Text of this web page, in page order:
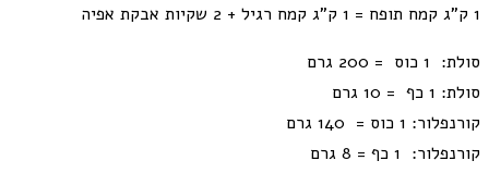
1 ק”ג קמח תופח = 1 ק”ג קמח רגיל + 2 שקיות אבקת אפיה
סולת: 1 כוס = 200 גרם
סולת: 1 כף = 10 גרם
קורנפלור: 1 כוס = 140 גרם
קורנפלור: 1 כף = 8 גרם